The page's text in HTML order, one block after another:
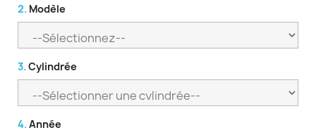
2. Modèle
3. Cylindrée
4. Année